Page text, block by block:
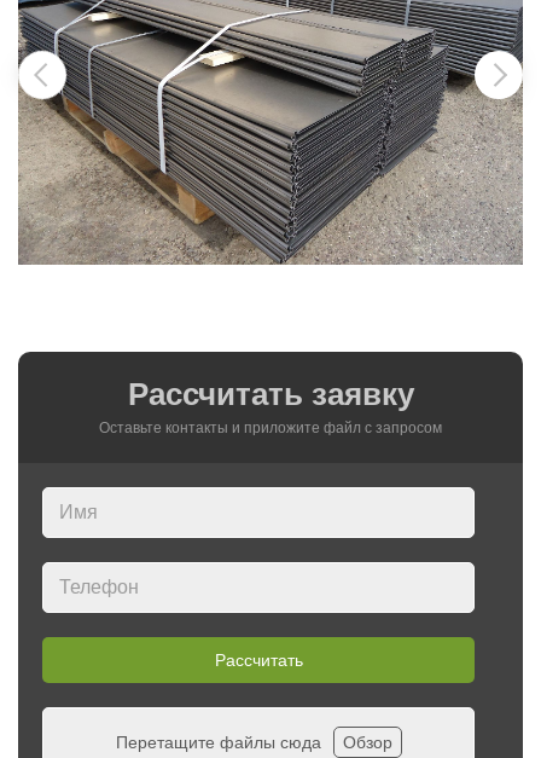
Рассчитать заявку
Оставьте контакты и приложите файл c запросом
Рассчитать
Перетащите файлы сюда Обзор